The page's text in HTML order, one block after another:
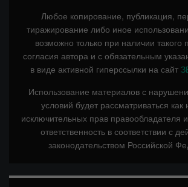
Любое копирование, публикация,
тиражирование либо иное
возможно только при наличии такого
согласия автора и с обязательным
в виде активной гиперссылки на сайт
Использование материалов с
условий будет рассматриваться
исключительных прав правообладателя
ответственность в соответствии с
законодательством Российской